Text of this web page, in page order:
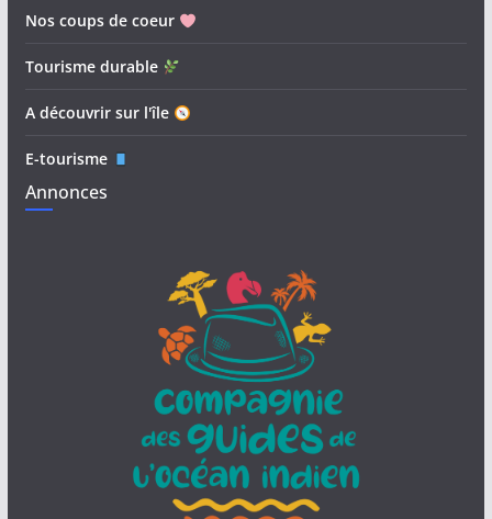
Nos coups de coeur
Tourisme durable
A découvrir sur l'île
E-tourisme
Annonces